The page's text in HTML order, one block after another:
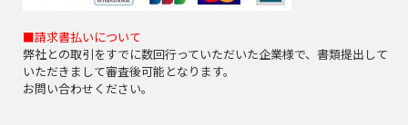
■請求書払いについて
弊社との取引をすでに数回行っていただいた企業様で、書類提出して
いただきまして審査後可能となります。
お問い合わせください。